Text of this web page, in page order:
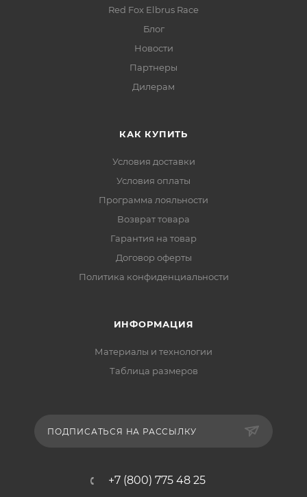
Red Fox Elbrus Race
Блог
Новости
Партнеры
Дилерам
КАК КУПИТЬ
Условия доставки
Условия оплаты
Программа лояльности
Возврат товара
Гарантия на товар
Договор оферты
Политика конфиденциальности
ИНФОРМАЦИЯ
Материалы и технологии
Таблица размеров
ПОДПИСАТЬСЯ НА РАССЫЛКУ
+7 (800) 775 48 25